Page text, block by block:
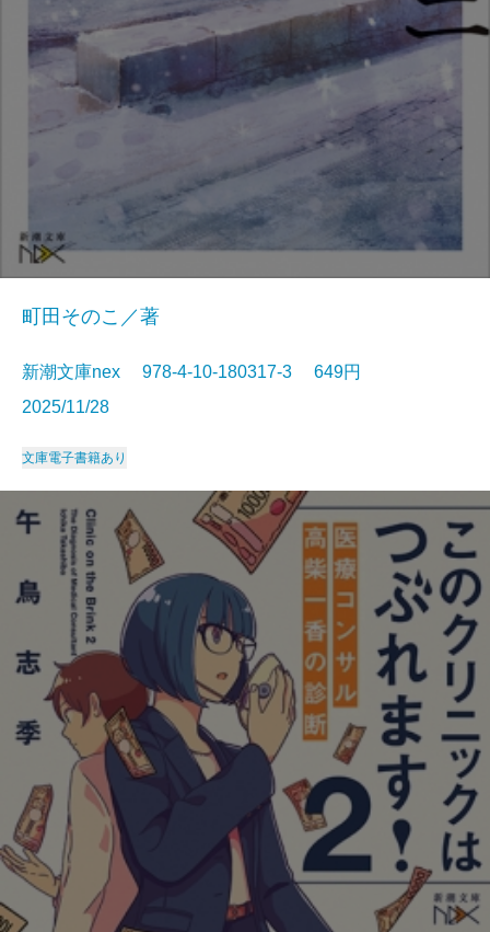
町田そのこ／著
新潮文庫nex 978-4-10-180317-3 649円
2025/11/28
文庫電子書籍あり